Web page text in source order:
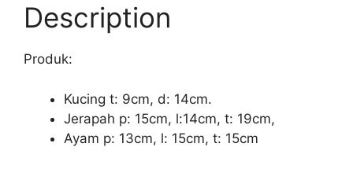
Description
Produk:
Kucing t: 9cm, d: 14cm.
Jerapah p: 15cm, l:14cm, t: 19cm,
Ayam p: 13cm, l: 15cm, t: 15cm